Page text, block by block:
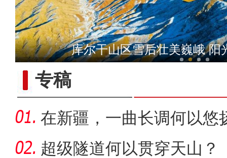
侨乡故事 | 新疆吐鲁番烘焙
库尔干山区雪后壮美巍峨 阳
专稿
在新疆，一曲长调何以悠
超级隧道何以贯穿天山？